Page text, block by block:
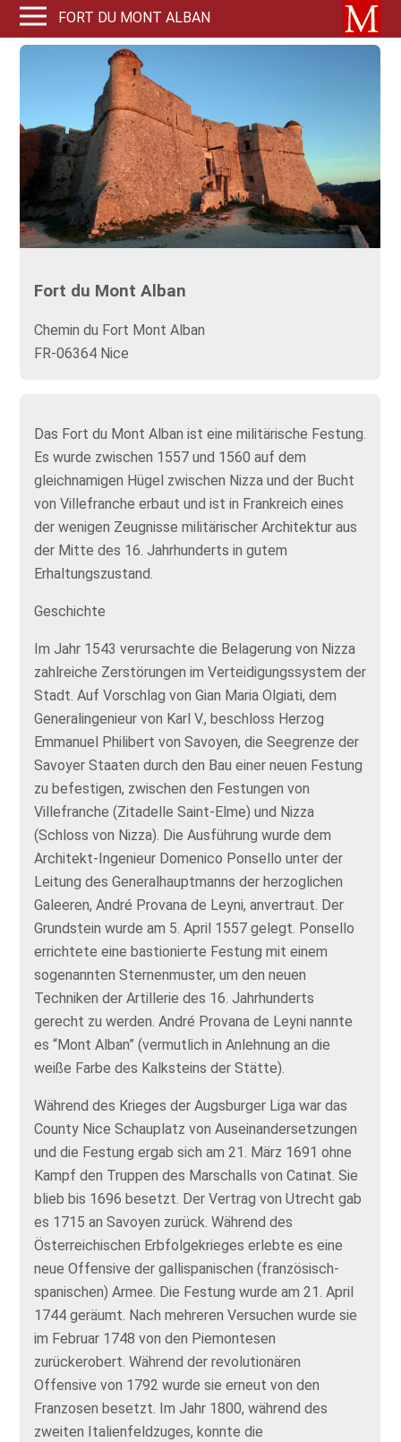
FORT DU MONT ALBAN
Fort du Mont Alban
Chemin du Fort Mont Alban
FR-06364 Nice
Das Fort du Mont Alban ist eine militärische Festung.
Es wurde zwischen 1557 und 1560 auf dem
gleichnamigen Hügel zwischen Nizza und der Bucht
von Villefranche erbaut und ist in Frankreich eines
der wenigen Zeugnisse militärischer Architektur aus
der Mitte des 16. Jahrhunderts in gutem
Erhaltungszustand.
Geschichte
Im Jahr 1543 verursachte die Belagerung von Nizza
zahlreiche Zerstörungen im Verteidigungssystem der
Stadt. Auf Vorschlag von Gian Maria Olgiati, dem
Generalingenieur von Karl V., beschloss Herzog
Emmanuel Philibert von Savoyen, die Seegrenze der
Savoyer Staaten durch den Bau einer neuen Festung
zu befestigen, zwischen den Festungen von
Villefranche (Zitadelle Saint-Elme) und Nizza
(Schloss von Nizza). Die Ausführung wurde dem
Architekt-Ingenieur Domenico Ponsello unter der
Leitung des Generalhauptmanns der herzoglichen
Galeeren, André Provana de Leyni, anvertraut. Der
Grundstein wurde am 5. April 1557 gelegt. Ponsello
errichtete eine bastionierte Festung mit einem
sogenannten Sternenmuster, um den neuen
Techniken der Artillerie des 16. Jahrhunderts
gerecht zu werden. André Provana de Leyni nannte
es “Mont Alban” (vermutlich in Anlehnung an die
weiße Farbe des Kalksteins der Stätte).
Während des Krieges der Augsburger Liga war das
County Nice Schauplatz von Auseinandersetzungen
und die Festung ergab sich am 21. März 1691 ohne
Kampf den Truppen des Marschalls von Catinat. Sie
blieb bis 1696 besetzt. Der Vertrag von Utrecht gab
es 1715 an Savoyen zurück. Während des
Österreichischen Erbfolgekrieges erlebte es eine
neue Offensive der gallispanischen (französisch-
spanischen) Armee. Die Festung wurde am 21. April
1744 geräumt. Nach mehreren Versuchen wurde sie
im Februar 1748 von den Piemontesen
zurückerobert. Während der revolutionären
Offensive von 1792 wurde sie erneut von den
Franzosen besetzt. Im Jahr 1800, während des
zweiten Italienfeldzuges, konnte die